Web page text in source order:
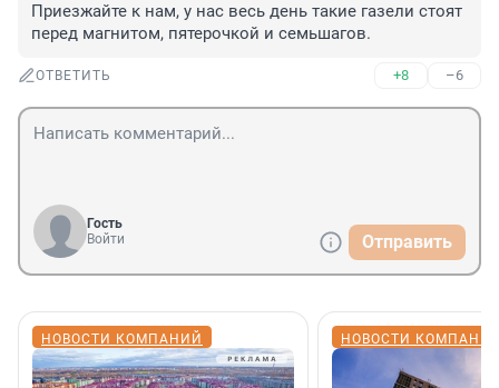
Приезжайте к нам, у нас весь день такие газели стоят
перед магнитом, пятерочкой и семьшагов.
ОТВЕТИТЬ +8 –6
Гость
Войти
Отправить
НОВОСТИ КОМПАНИЙ НОВОСТИ